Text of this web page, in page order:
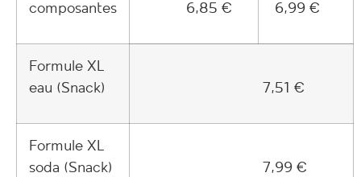
composantes
6,85 € 6,99 €
Formule XL
eau (Snack)
7,51 €
Formule XL
soda (Snack)
7,99 €